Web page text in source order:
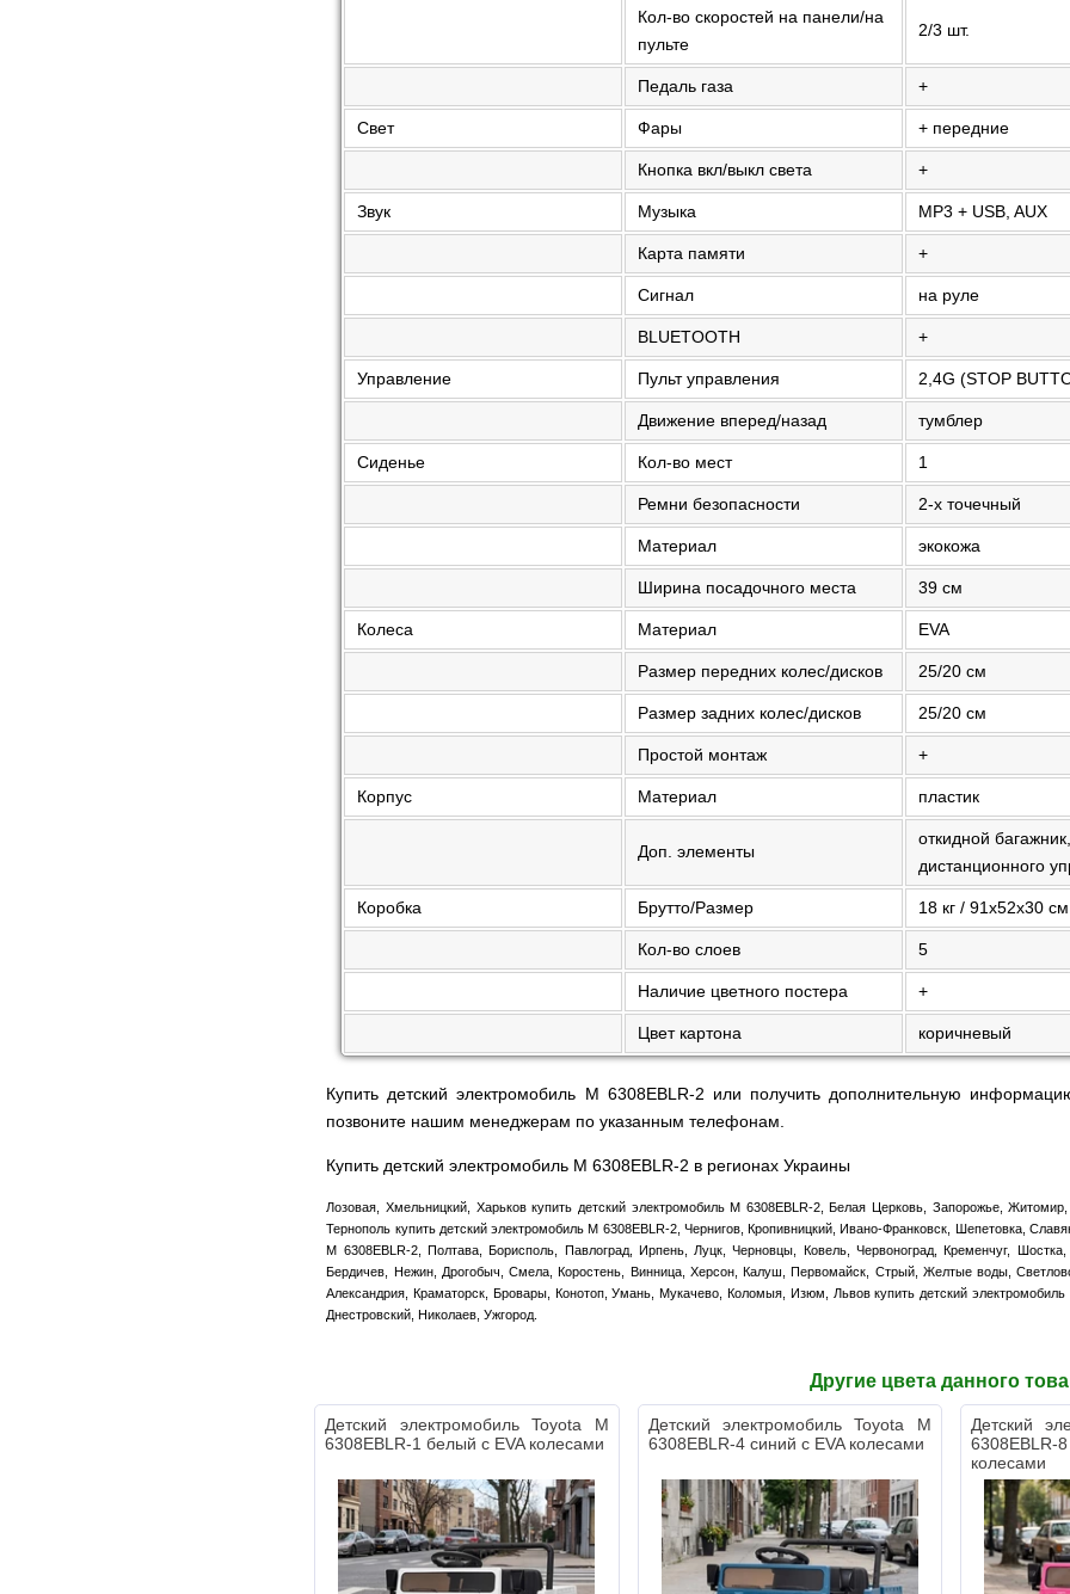
Кол-во скоростей на панели/на
пульте
2/3 шт.
Педаль газа +
Свет Фары + передние
Кнопка вкл/выкл света +
Звук Музыка MP3 + USB, AUX
Карта памяти +
Сигнал на руле
BLUETOOTH +
Управление Пульт управления 2,4G (STOP
Движение вперед/назад тумблер
Сиденье Кол-во мест 1
Ремни безопасности 2-х точечный
Материал экокожа
Ширина посадочного места 39 см
Колеса Материал EVA
Размер передних колес/дисков 25/20 см
Размер задних колес/дисков 25/20 см
Простой монтаж +
Корпус Материал пластик
Доп. элементы
откидной
дистанционного
Коробка Брутто/Размер 18 кг / 91х52х30 см
Кол-во слоев 5
Наличие цветного постера +
Цвет картона коричневый
Купить детский электромобиль M 6308EBLR-2 или получить дополнительную
позвоните нашим менеджерам по указанным телефонам.
Купить детский электромобиль M 6308EBLR-2 в регионах Украины
Лозовая, Хмельницкий, Харьков купить детский электромобиль M 6308EBLR-2, Белая Церковь, Запорожье,
Тернополь купить детский электромобиль M 6308EBLR-2, Чернигов, Кропивницкий, Ивано-Франковск, Шепетовка,
M 6308EBLR-2, Полтава, Борисполь, Павлоград, Ирпень, Луцк, Черновцы, Ковель, Червоноград, Кременчуг,
Бердичев, Нежин, Дрогобыч, Смела, Коростень, Винница, Херсон, Калуш, Первомайск, Стрый, Желтые воды,
Александрия, Краматорск, Бровары, Конотоп, Умань, Мукачево, Коломыя, Изюм, Львов купить детский
Днестровский, Николаев, Ужгород.
Другие цвета данного
Детский электромобиль Toyota M
6308EBLR-1 белый с EVA колесами
Детский электромобиль Toyota M
6308EBLR-4 синий с EVA колесами
Детский
колесами